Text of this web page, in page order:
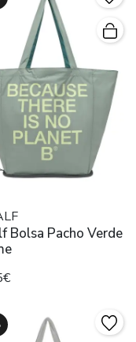
Bolsa Pacho Verde